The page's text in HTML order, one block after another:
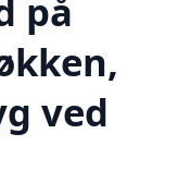
på
ved